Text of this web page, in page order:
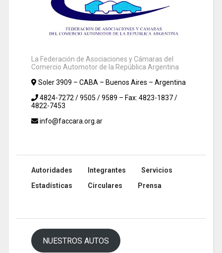
La Federación de Asociaciones y Cámaras del
Comercio Automotor de la República Argentina
Soler 3909 – CABA – Buenos Aires – Argentina
4824-7272 / 9505 / 9589 – Fax: 4823-1837 /
4822-7453
info@faccara.org.ar
Autoridades Integrantes
Servicios
Estadísticas
Circulares Prensa
NUESTROS AUTOS